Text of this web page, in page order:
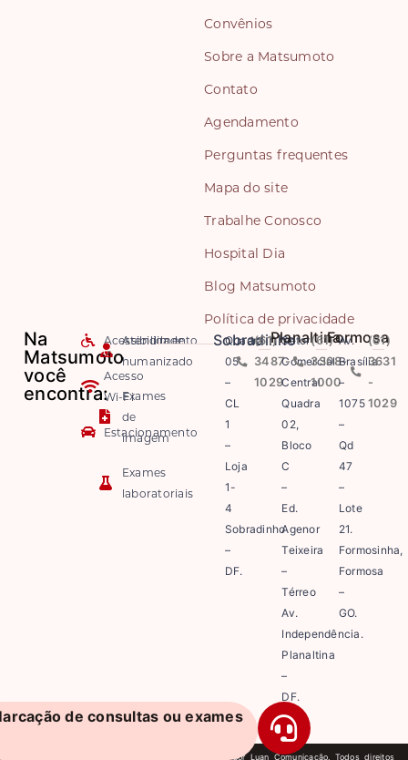
Convênios
Sobre a Matsumoto
Contato
Agendamento
Perguntas frequentes
Mapa do site
Trabalhe Conosco
Hospital Dia
Blog Matsumoto
Política de privacidade
Na
Matsumoto
você
encontra:
Acessibilidade
Acesso
Wi-Fi
Estacionamento
Atendimento
humanizado
Exames
de
imagem
Exames
laboratoriais
Sobradinho
Quadra
05
–
CL
1
–
Loja
1-
4
Sobradinho
–
DF.
(61)
3487-
1029
Planaltina
Setor
Comercial
Central
Quadra
02,
Bloco
C
–
Ed.
Agenor
Teixeira
–
Térreo
Av.
Independência.
Planaltina
–
DF.
(61)
3308-
1000
Formosa
Av.
Brasília
–
1075
–
Qd
47
–
Lote
21.
Formosinha,
Formosa
–
GO.
(61)
3631
-
1029
2026 Matsumoto. Site desenvolvido e mantido por Luan Comunicação. Todos direitos
de consultas ou exames